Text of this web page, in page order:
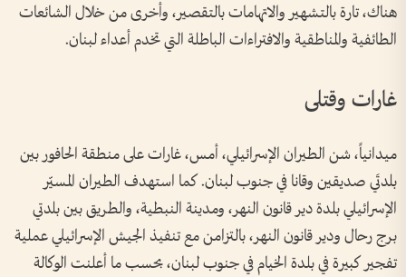
هناك، تارة بالتشهير والاتهامات بالتقصير، وأخرى من خلال الشائعات
الطائفية والمناطقية والافتراءات الباطلة التي تخدم أعداء لبنان.
غارات وقتلى
ميدانياً، شن الطيران الإسرائيلي، أمس، غارات على منطقة الحافور بين
بلدتَي صديقين وقانا في جنوب لبنان. كما استهدف الطيران المسيّر
الإسرائيلي بلدة دير قانون النهر، ومدينة النبطية، والطريق بين بلدتي
برج رحال ودير قانون النهر، بالتزامن مع تنفيذ الجيش الإسرائيلي عملية
تفجير كبيرة في بلدة الخيام في جنوب لبنان، بحسب ما أعلنت الوكالة